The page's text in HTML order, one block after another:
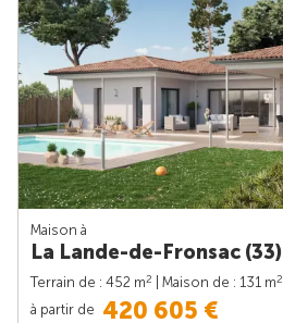
Maison à
La Lande-de-Fronsac (33)
Terrain de : 452 m2 | Maison de : 131 m2
à partir de 420 605 €